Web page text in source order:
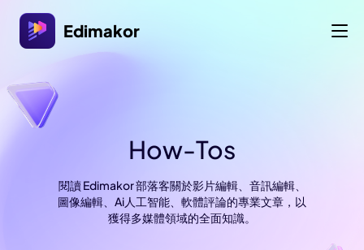
Edimakor
How-Tos
閱讀 Edimakor 部落客關於影片編輯、音訊編輯、
圖像編輯、Ai人工智能、軟體評論的專業文章，以
獲得多媒體領域的全面知識。